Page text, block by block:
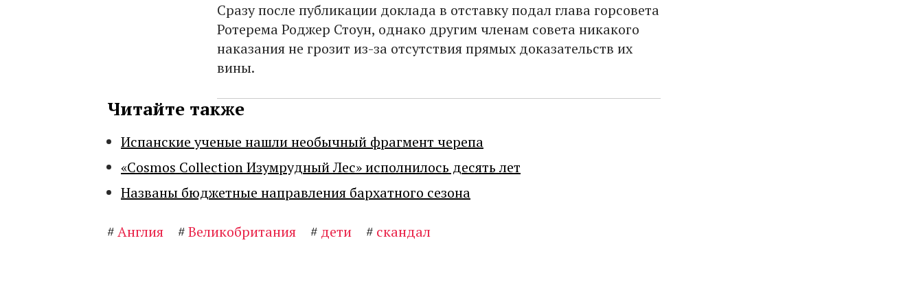
Сразу после публикации доклада в отставку подал глава горсовета
Ротерема Роджер Стоун, однако другим членам совета никакого
наказания не грозит из-за отсутствия прямых доказательств их
вины.
Читайте также
Испанские ученые нашли необычный фрагмент черепа
«Cosmos Collection Изумрудный Лес» исполнилось десять лет
Названы бюджетные направления бархатного сезона
#Англия #Великобритания # дети # скандал